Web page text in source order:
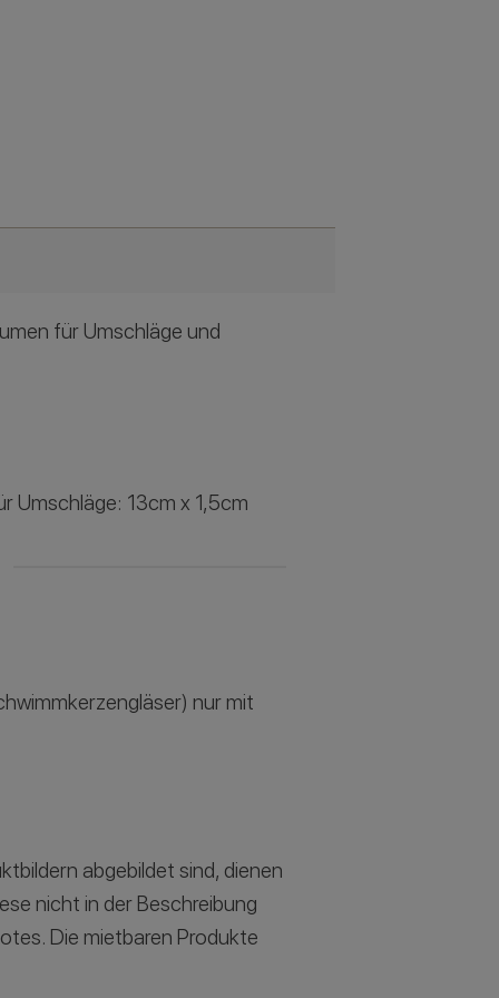
für Umschläge und
Umschläge: 13cm x 1,5cm
nur mit
abgebildet sind, dienen
nicht in der Beschreibung
Die mietbaren Produkte